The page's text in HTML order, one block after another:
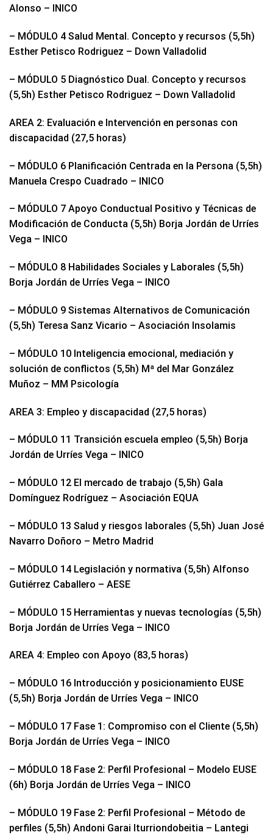
Alonso – INICO
– MÓDULO 4 Salud Mental. Concepto y recursos (5,5h)
Esther Petisco Rodriguez – Down Valladolid
– MÓDULO 5 Diagnóstico Dual. Concepto y recursos
(5,5h) Esther Petisco Rodriguez – Down Valladolid
AREA 2: Evaluación e Intervención en personas con
discapacidad (27,5 horas)
– MÓDULO 6 Planificación Centrada en la Persona (5,5h)
Manuela Crespo Cuadrado – INICO
– MÓDULO 7 Apoyo Conductual Positivo y Técnicas de
Modificación de Conducta (5,5h) Borja Jordán de Urríes
Vega – INICO
– MÓDULO 8 Habilidades Sociales y Laborales (5,5h)
Borja Jordán de Urríes Vega – INICO
– MÓDULO 9 Sistemas Alternativos de Comunicación
(5,5h) Teresa Sanz Vicario – Asociación Insolamis
– MÓDULO 10 Inteligencia emocional, mediación y
solución de conflictos (5,5h) Mª del Mar González
Muñoz – MM Psicología
AREA 3: Empleo y discapacidad (27,5 horas)
– MÓDULO 11 Transición escuela empleo (5,5h) Borja
Jordán de Urríes Vega – INICO
– MÓDULO 12 El mercado de trabajo (5,5h) Gala
Domínguez Rodríguez – Asociación EQUA
– MÓDULO 13 Salud y riesgos laborales (5,5h) Juan José
Navarro Doñoro – Metro Madrid
– MÓDULO 14 Legislación y normativa (5,5h) Alfonso
Gutiérrez Caballero – AESE
– MÓDULO 15 Herramientas y nuevas tecnologías (5,5h)
Borja Jordán de Urríes Vega – INICO
AREA 4: Empleo con Apoyo (83,5 horas)
– MÓDULO 16 Introducción y posicionamiento EUSE
(5,5h) Borja Jordán de Urríes Vega – INICO
– MÓDULO 17 Fase 1: Compromiso con el Cliente (5,5h)
Borja Jordán de Urríes Vega – INICO
– MÓDULO 18 Fase 2: Perfil Profesional – Modelo EUSE
(6h) Borja Jordán de Urríes Vega – INICO
– MÓDULO 19 Fase 2: Perfil Profesional – Método de
perfiles (5,5h) Andoni Garai Iturriondobeitia – Lantegi